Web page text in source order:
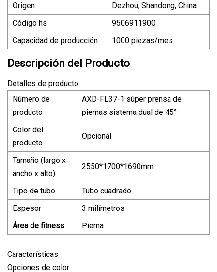
Origen
Dezhou, Shandong, China
Código hs
9506911900
Capacidad de producción
1000 piezas/mes
Descripción del Producto
Detalles de producto
Número de
producto
AXD-FL37-1 súper prensa de
piernas sistema dual de 45°
Color del
producto
Opcional
Tamaño (largo x
ancho x alto)
2550*1700*1690mm
Tipo de tubo
Tubo cuadrado
Espesor
3 milímetros
Área de fitness
Pierna
Características
Opciones de color